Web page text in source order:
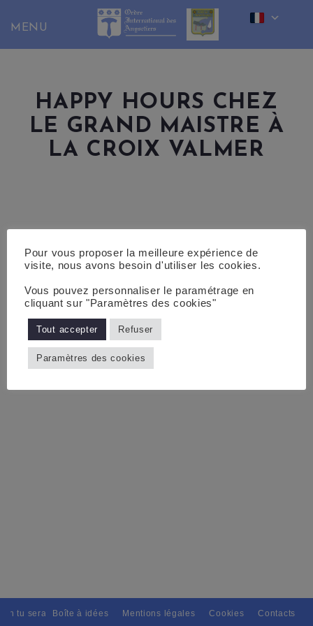
content
HAPPY HOURS CHEZ
LE GRAND MAISTRE À
LA CROIX VALMER
tu seras, Pour tous avec discernement. // L'amitié tu
Boîte à idées Mentions légales Cookies Contacts
Pour vous proposer la meilleure expérience de
visite, nous avons besoin d'utiliser les cookies.
Vous pouvez personnaliser le paramétrage en
cliquant sur "Paramètres des cookies"
Tout accepter Refuser
Paramètres des cookies